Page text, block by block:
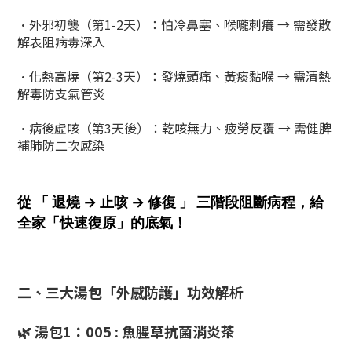
• 外邪初襲（第1-2天）​​：怕冷鼻塞、喉嚨刺癢 → 需發散
解表阻病毒深入
• 化熱高燒（第2-3天）​​：發燒頭痛、黃痰黏喉 → 需清熱
解毒防支氣管炎
• 病後虛咳（第3天後）​​：乾咳無力、疲勞反覆 → 需健脾
補肺防二次感染
從 「 退燒 → 止咳 → 修復 」 三階段阻斷病程，給
全家「快速復原」的底氣！
二、三大湯包「外感防護」功效解析​
🌿 ​湯包1：005 : 魚腥草抗菌消炎茶